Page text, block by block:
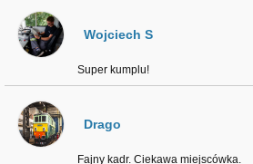
Wojciech S
Super kumplu!
Drago
Fajny kadr. Ciekawa miejscówka.